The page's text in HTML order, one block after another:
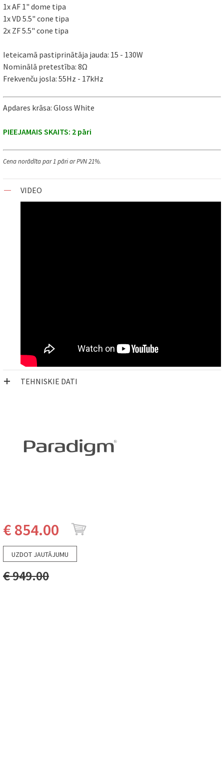
1x AF 1" dome tipa
1x VD 5.5" cone tipa
2x ZF 5.5" cone tipa
Ieteicamā pastiprinātāja jauda: 15 - 130W
Nominālā pretestība: 8Ω
Frekvenču josla: 55Hz - 17kHz
Apdares krāsa: Gloss White
PIEEJAMAIS SKAITS: 2 pāri
Cena norādīta par 1 pāri ar PVN 21%.
VIDEO
TEHNISKIE DATI
€ 854.00
UZDOT JAUTĀJUMU
€ 949.00